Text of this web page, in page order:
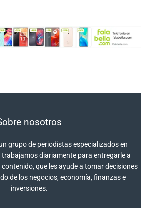
nosotros
grupo de periodistas especializados en
trabajamos diariamente para entregarle a
que les ayude a tomar decisiones
de los negocios, economía, finanzas e
inversiones.